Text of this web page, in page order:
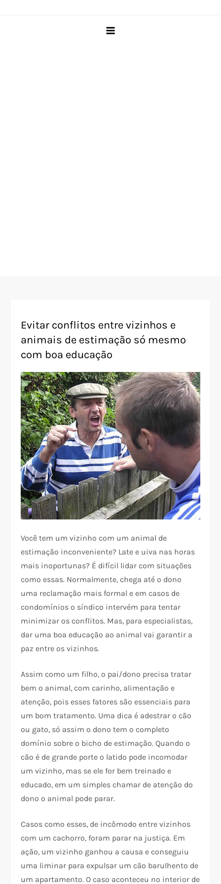
Evitar conflitos entre vizinhos e
animais de estimação só mesmo
com boa educação
Você tem um vizinho com um animal de
estimação inconveniente? Late e uiva nas horas
mais inoportunas? É difícil lidar com situações
como essas. Normalmente, chega até o dono
uma reclamação mais formal e em casos de
condomínios o síndico intervém para tentar
minimizar os conflitos. Mas, para especialistas,
dar uma boa educação ao animal vai garantir a
paz entre os vizinhos.
Assim como um filho, o pai/dono precisa tratar
bem o animal, com carinho, alimentação e
atenção, pois esses fatores são essenciais para
um bom tratamento. Uma dica é adestrar o cão
ou gato, só assim o dono tem o completo
domínio sobre o bicho de estimação. Quando o
cão é de grande porte o latido pode incomodar
um vizinho, mas se ele for bem treinado e
educado, em um simples chamar de atenção do
dono o animal pode parar.
Casos como esses, de incômodo entre vizinhos
com um cachorro, foram parar na justiça. Em
ação, um vizinho ganhou a causa e conseguiu
uma liminar para expulsar um cão barulhento de
um apartamento. O caso aconteceu no interior de